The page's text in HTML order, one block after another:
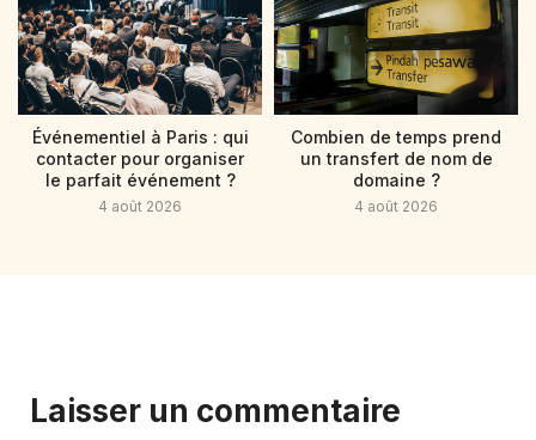
Événementiel à Paris : qui
contacter pour organiser
le parfait événement ?
4 août 2026
Combien de temps prend
un transfert de nom de
domaine ?
4 août 2026
Laisser un commentaire